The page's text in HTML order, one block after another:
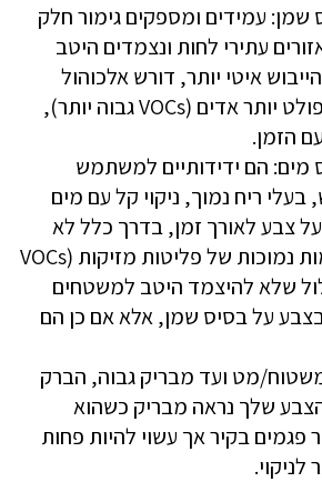
שמן: עמידים ומספקים גימור חלק
עתירי לחות ונצמדים היטב
איטי יותר, דורש אלכוהול
מינרלי לניקוי, פולט יותר אדים (VOCs גבוה יותר),
הזמן.
מים: הם ידידותיים למשתמש
בעלי ריח נמוך, ניקוי קל עם מים
על צבע לאורך זמן, בדרך כלל לא
רעיל, ויש לו רמות נמוכות של פליטות מזיקות (VOCs
שלא להיצמד היטב למשטחים
על בסיס שמן, אלא אם כן הם
משטוח/מט ועד מבריק גבוה, הברק
שלך נראה מבריק כשהוא
פגמים בקיר אך עשוי להיות פחות
לניקוי.